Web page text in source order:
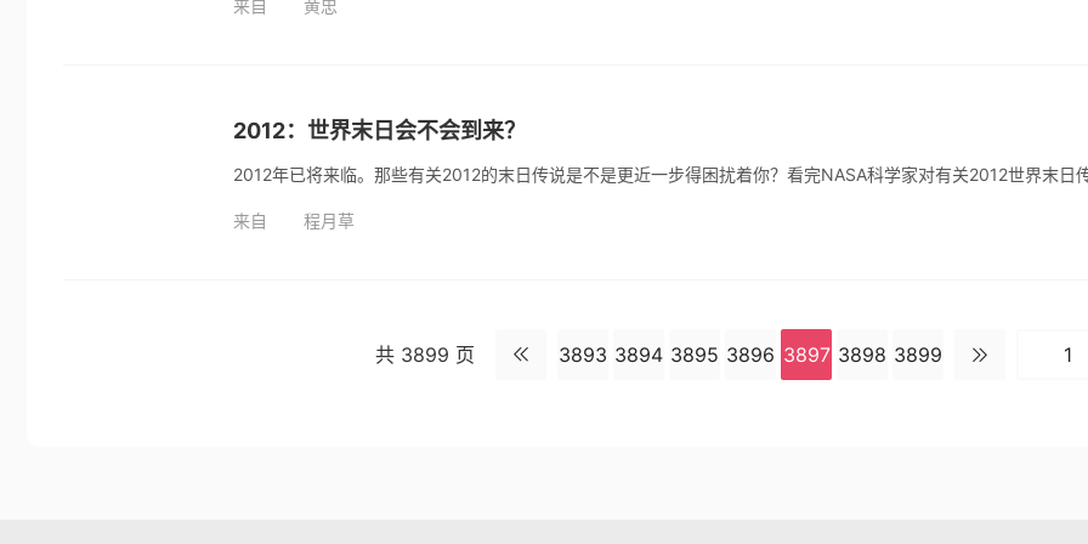
来自 黄忠
2012：世界末日会不会到来？
来自 程月草
共 3899 页 3893 3894 3895 3896 3897 3898 3899